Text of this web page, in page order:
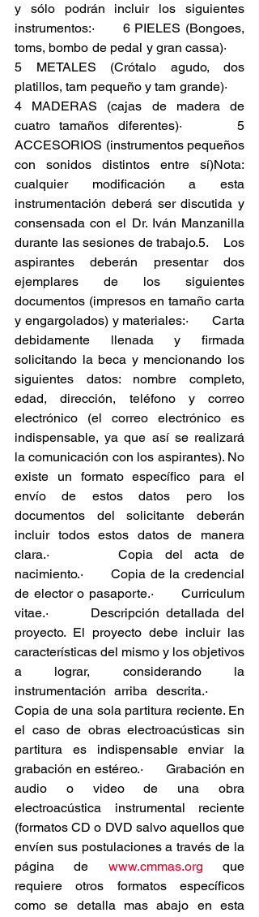
y sólo podrán incluir los siguientes
instrumentos:·      6 PIELES (Bongoes,
toms, bombo de pedal y gran cassa)·
5 METALES (Crótalo agudo, dos
platillos, tam pequeño y tam grande)·
4 MADERAS (cajas de madera de
cuatro tamaños diferentes)·      5
ACCESORIOS (instrumentos pequeños
con sonidos distintos entre sí)Nota:
cualquier modificación a esta
instrumentación deberá ser discutida y
consensada con el Dr. Iván Manzanilla
durante las sesiones de trabajo.5.    Los
aspirantes deberán presentar dos
ejemplares de los siguientes
documentos (impresos en tamaño carta
y engargolados) y materiales:·      Carta
debidamente llenada y firmada
solicitando la beca y mencionando los
siguientes datos: nombre completo,
edad, dirección, teléfono y correo
electrónico (el correo electrónico es
indispensable, ya que así se realizará
la comunicación con los aspirantes). No
existe un formato específico para el
envío de estos datos pero los
documentos del solicitante deberán
incluir todos estos datos de manera
clara.·      Copia del acta de
nacimiento.·      Copia de la credencial
de elector o pasaporte.·      Curriculum
vitae.·      Descripción detallada del
proyecto. El proyecto debe incluir las
características del mismo y los objetivos
a lograr, considerando la
instrumentación arriba descrita.·
Copia de una sola partitura reciente. En
el caso de obras electroacústicas sin
partitura es indispensable enviar la
grabación en estéreo.·      Grabación en
audio o video de una obra
electroacústica instrumental reciente
(formatos CD o DVD salvo aquellos que
envíen sus postulaciones a través de la
página de www.cmmas.org que
requiere otros formatos específicos
como se detalla mas abajo en esta